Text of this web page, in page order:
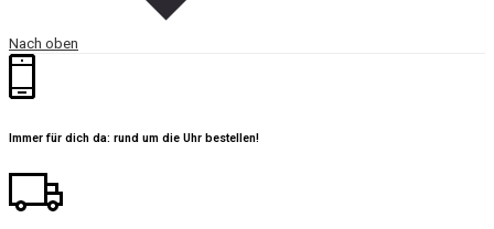
Nach oben
Immer für dich da: rund um die Uhr bestellen!